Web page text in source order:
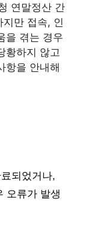
연말정산 간
만 접속, 인
을 겪는 경우
황하지 않고
항을 안내해
되었거나,
오류가 발생